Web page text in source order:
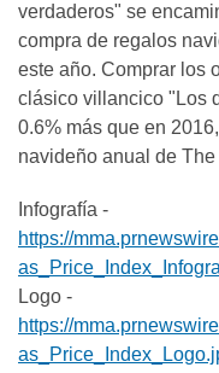
verdaderos" se
compra de regalos
este año. Comprar los
clásico villancico "Los
0.6% más que en
navideño anual de
Infografía -
https://
Logo -
https://